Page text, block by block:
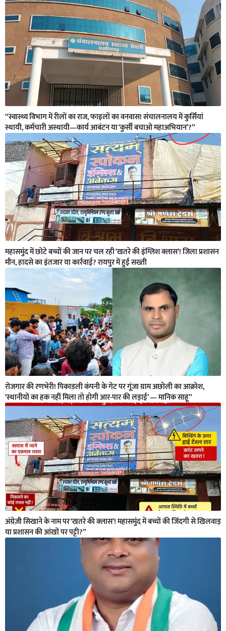
“स्वास्थ्य विभाग में रीलों का राज, फाइलों का वनवास! संचालनालय में कुर्सियां
स्थायी, कर्मचारी अस्थायी—कार्य आबंटन या ‘कुर्सी बचाओ महाअभियान’?”
महासमुंद में छोटे बच्चों की जान पर चल रही ‘खतरे की इंग्लिश क्लास’! जिला प्रशासन
मौन, हादसे का इंतजार या कार्रवाई? रायपुर में हुई सख्ती
रोजगार की रणभेरी! पिकाडली कंपनी के गेट पर गूंजा ग्राम अछोली का आक्रोश,
‘स्थानीयों का हक नहीं मिला तो होगी आर-पार की लड़ाई’ — मानिक साहू”
अंग्रेज़ी सिखाने के नाम पर ‘खतरे की क्लास’! महासमुंद में बच्चों की जिंदगी से खिलवाड़
या प्रशासन की आंखों पर पट्टी?”